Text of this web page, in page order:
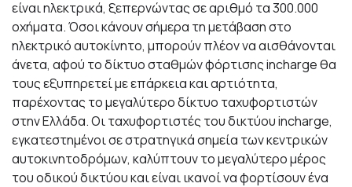
είναι ηλεκτρικά, ξεπερνώντας σε αριθμό τα 300.000
οχήματα. Όσοι κάνουν σήμερα τη μετάβαση στο
ηλεκτρικό αυτοκίνητο, μπορούν πλέον να αισθάνονται
άνετα, αφού το δίκτυο σταθμών φόρτισης incharge θα
τους εξυπηρετεί με επάρκεια και αρτιότητα,
παρέχοντας το μεγαλύτερο δίκτυο ταχυφορτιστών
στην Ελλάδα. Οι ταχυφορτιστές τoυ δικτύου incharge,
εγκατεστημένοι σε στρατηγικά σημεία των κεντρικών
αυτοκινητοδρόμων, καλύπτουν το μεγαλύτερο μέρος
του οδικού δικτύου και είναι ικανοί να φορτίσουν ένα